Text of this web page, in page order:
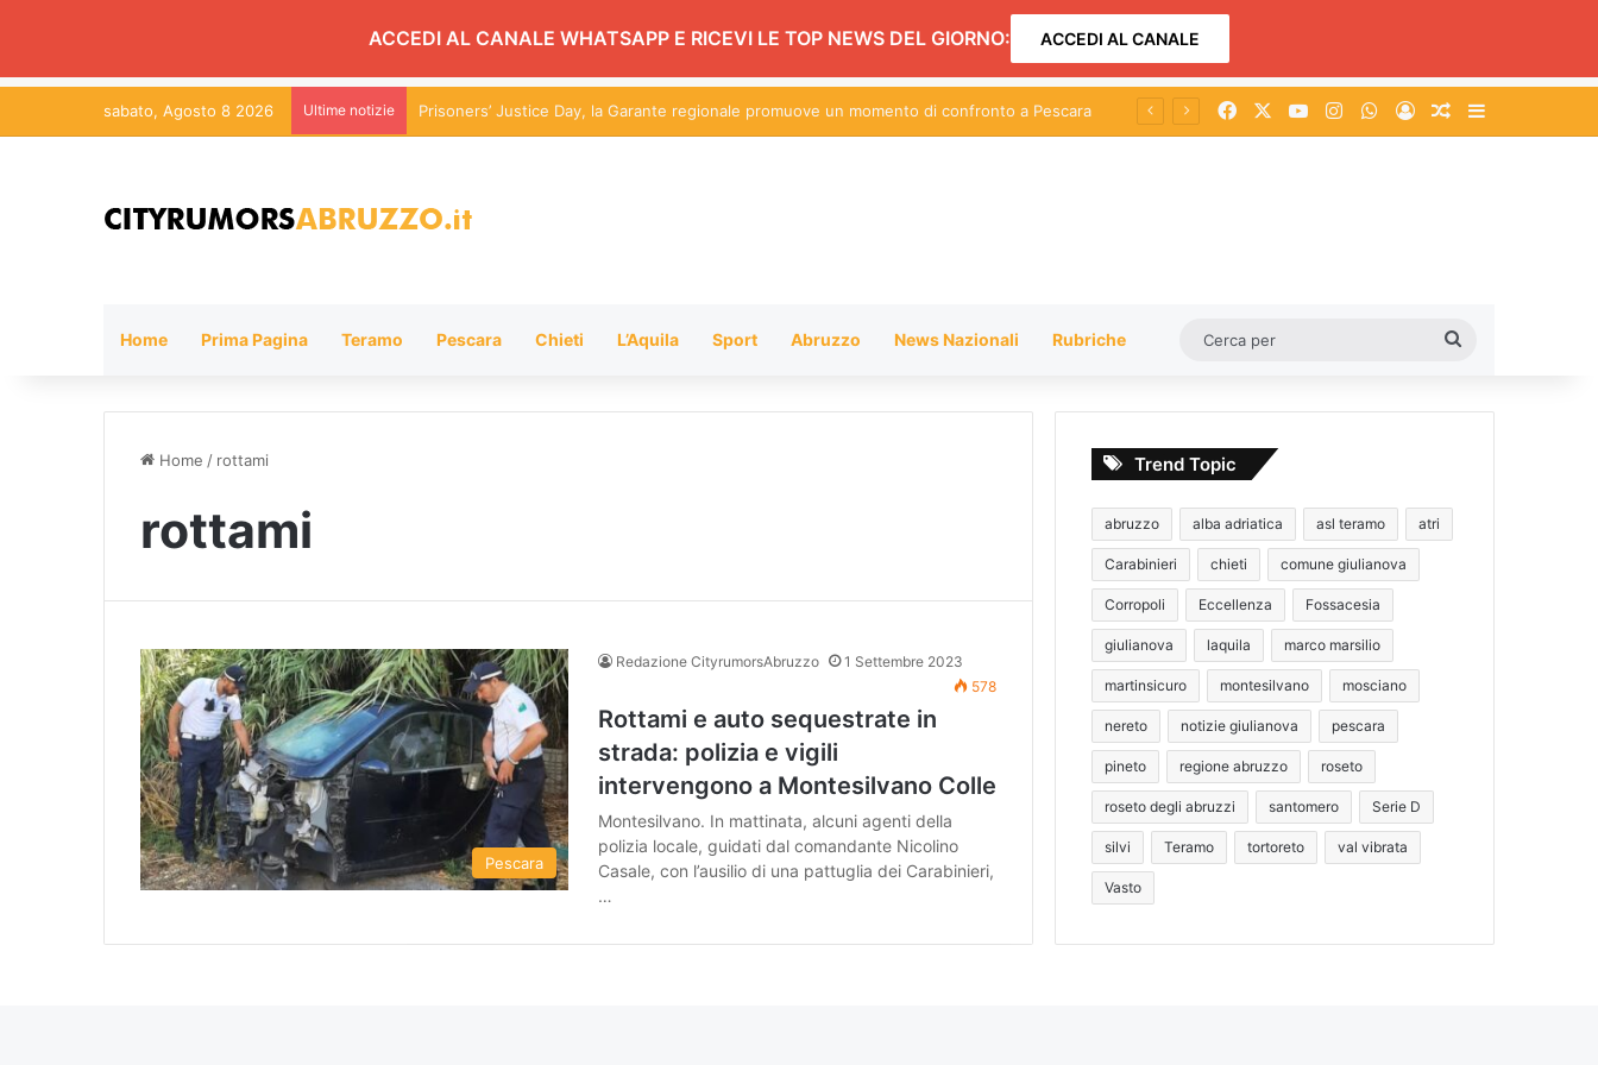
ACCEDI AL CANALE WHATSAPP E RICEVI LE TOP NEWS DEL GIORNO: ACCEDI AL CANALE
sabato, Agosto 8 2026 Ultime notizie Prisoners’ Justice Day, la Garante regionale promuove un momento di confronto a Pescara Facebook You TubeInstagramWhatsApp
AccediUn articolo a
Home Prima Pagina Teramo Pescara Chieti L’Aquila Sport Abruzzo News Nazionali Rubriche
Home / rottami
rottami
Pescara
Redazione CityrumorsAbruzzo
1 Settembre 2023
578
Rottami e auto sequestrate in
strada: polizia e vigili
intervengono a Montesilvano Colle
Montesilvano. In mattinata, alcuni agenti della
polizia locale, guidati dal comandante Nicolino
Casale, con l’ausilio di una pattuglia dei Carabinieri,
…
Trend Topic
abruzzo alba adriatica asl teramo atri
Carabinieri chieti comune giulianova
Corropoli Eccellenza Fossacesia
giulianova laquila marco marsilio
martinsicuro montesilvano mosciano
nereto notizie giulianova pescara
pineto regione abruzzo roseto
roseto degli abruzzi santomero Serie D
silvi Teramo tortoreto val vibrata
Vasto